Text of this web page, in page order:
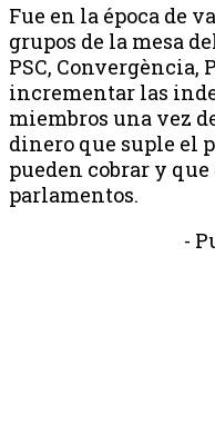
Fue en la época de
grupos de la mesa
PSC, Convergència,
incrementar las
miembros una vez
dinero que suple el
pueden cobrar y que
parlamentos.
-